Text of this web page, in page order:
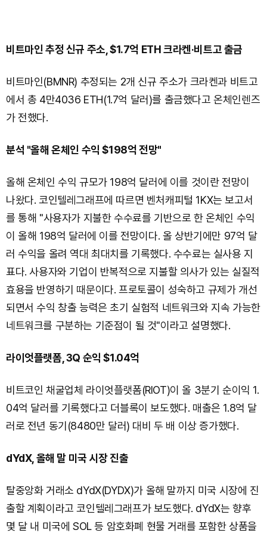
비트마인 추정 신규 주소, $1.7억 ETH 크라켄·비트고 출금
비트마인(BMNR) 추정되는 2개 신규 주소가 크라켄과 비트고
에서 총 4만4036 ETH(1.7억 달러)를 출금했다고 온체인렌즈
가 전했다.
분석 "올해 온체인 수익 $198억 전망"
올해 온체인 수익 규모가 198억 달러에 이를 것이란 전망이
나왔다. 코인텔레그래프에 따르면 벤처캐피털 1KX는 보고서
를 통해 "사용자가 지불한 수수료를 기반으로 한 온체인 수익
이 올해 198억 달러에 이를 전망이다. 올 상반기에만 97억 달
러 수익을 올려 역대 최대치를 기록했다. 수수료는 실사용 지
표다. 사용자와 기업이 반복적으로 지불할 의사가 있는 실질적
효용을 반영하기 때문이다. 프로토콜이 성숙하고 규제가 개선
되면서 수익 창출 능력은 초기 실험적 네트워크와 지속 가능한
네트워크를 구분하는 기준점이 될 것"이라고 설명했다.
라이엇플랫폼, 3Q 순익 $1.04억
비트코인 채굴업체 라이엇플랫폼(RIOT)이 올 3분기 순이익 1.
04억 달러를 기록했다고 더블록이 보도했다. 매출은 1.8억 달
러로 전년 동기(8480만 달러) 대비 두 배 이상 증가했다.
dYdX, 올해 말 미국 시장 진출
탈중앙화 거래소 dYdX(DYDX)가 올해 말까지 미국 시장에 진
출할 계획이라고 코인텔레그래프가 보도했다. dYdX는 향후
몇 달 내 미국에 SOL 등 암호화폐 현물 거래를 포함한 상품을